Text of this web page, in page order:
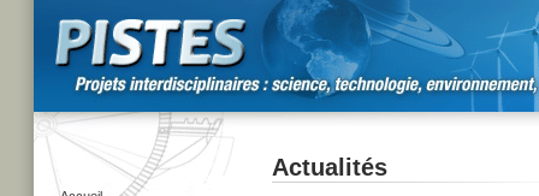
Actualités